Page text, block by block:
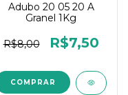
Adubo 20 05 20 A
Granel 1Kg
R$8,00 R$7,50